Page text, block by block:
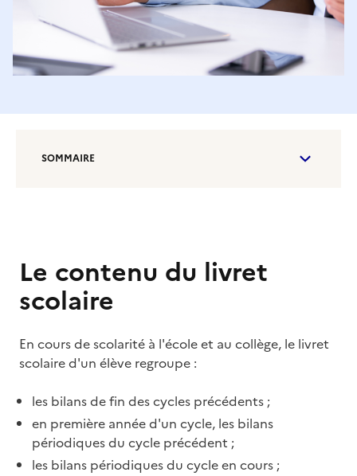
SOMMAIRE
Le contenu du livret
scolaire
En cours de scolarité à l'école et au collège, le livret
scolaire d'un élève regroupe :
les bilans de fin des cycles précédents ;
en première année d'un cycle, les bilans
périodiques du cycle précédent ;
les bilans périodiques du cycle en cours ;